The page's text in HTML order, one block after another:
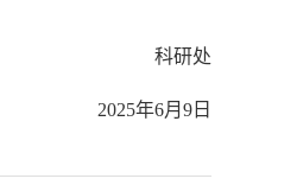
科研处
2025年6月9日